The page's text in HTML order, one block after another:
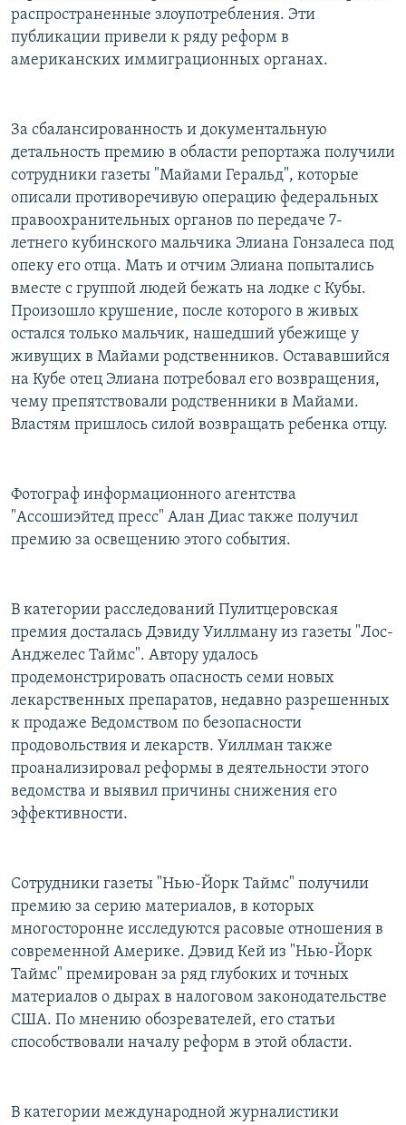
распространенные злоупотребления. Эти
публикации привели к ряду реформ в
американских иммиграционных органах.
За сбалансированность и документальную
детальность премию в области репортажа получили
сотрудники газеты "Майами Геральд", которые
описали противоречивую операцию федеральных
правоохранительных органов по передаче 7-
летнего кубинского мальчика Элиана Гонзалеса под
опеку его отца. Мать и отчим Элиана попытались
вместе с группой людей бежать на лодке с Кубы.
Произошло крушение, после которого в живых
остался только мальчик, нашедший убежище у
живущих в Майами родственников. Остававшийся
на Кубе отец Элиана потребовал его возвращения,
чему препятствовали родственники в Майами.
Властям пришлось силой возвращать ребенка отцу.
Фотограф информационного агентства
"Ассошиэйтед пресс" Алан Диас также получил
премию за освещению этого события.
В категории расследований Пулитцеровская
премия досталась Дэвиду Уиллману из газеты "Лос-
Анджелес Таймс". Автору удалось
продемонстрировать опасность семи новых
лекарственных препаратов, недавно разрешенных
к продаже Ведомством по безопасности
продовольствия и лекарств. Уиллман также
проанализировал реформы в деятельности этого
ведомства и выявил причины снижения его
эффективности.
Сотрудники газеты "Нью-Йорк Таймс" получили
премию за серию материалов, в которых
многосторонне исследуются расовые отношения в
современной Америке. Дэвид Кей из "Нью-Йорк
Таймс" премирован за ряд глубоких и точных
материалов о дырах в налоговом законодательстве
США. По мнению обозревателей, его статьи
способствовали началу реформ в этой области.
В категории международной журналистики